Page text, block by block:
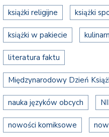
książki religijne książki
książki w pakiecie
literatura faktu
Międzynarodowy Dzień
nauka języków obcych
nowości komiksowe